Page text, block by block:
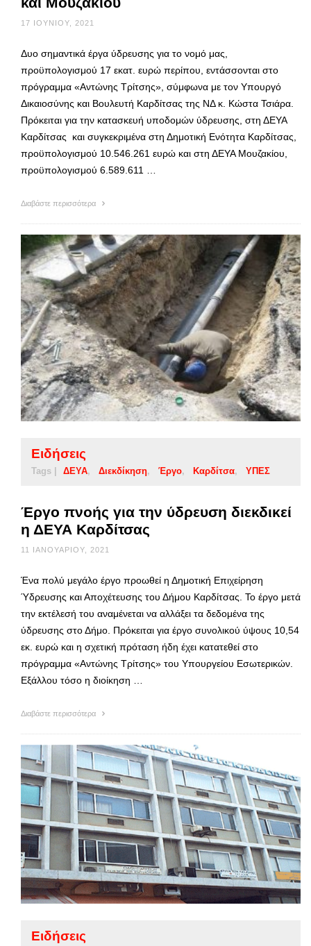
17 ΙΟΥΝΊΟΥ, 2021
Δυο σημαντικά έργα ύδρευσης για το νομό μας,
προϋπολογισμού 17 εκατ. ευρώ περίπου, εντάσσονται στο
πρόγραμμα «Αντώνης Τρίτσης», σύμφωνα με τον Υπουργό
Δικαιοσύνης και Βουλευτή Καρδίτσας της ΝΔ κ. Κώστα Τσιάρα.
Πρόκειται για την κατασκευή υποδομών ύδρευσης, στη ΔΕΥΑ
Καρδίτσας και συγκεκριμένα στη Δημοτική Ενότητα Καρδίτσας,
προϋπολογισμού 10.546.261 ευρώ και στη ΔΕΥΑ Μουζακίου,
προϋπολογισμού 6.589.611 …
Διαβάστε περισσότερα
Ειδήσεις
Tags | ΔΕΥΑ Διεκδίκηση Έργο Καρδίτσα ΥΠΕΣ
Έργο πνοής για την ύδρευση διεκδικεί
η ΔΕΥΑ Καρδίτσας
11 ΙΑΝΟΥΑΡΊΟΥ, 2021
Ένα πολύ μεγάλο έργο προωθεί η Δημοτική Επιχείρηση
Ύδρευσης και Αποχέτευσης του Δήμου Καρδίτσας. Το έργο μετά
την εκτέλεσή του αναμένεται να αλλάξει τα δεδομένα της
ύδρευσης στο Δήμο. Πρόκειται για έργο συνολικού ύψους 10,54
εκ. ευρώ και η σχετική πρόταση ήδη έχει κατατεθεί στο
πρόγραμμα «Αντώνης Τρίτσης» του Υπουργείου Εσωτερικών.
Εξάλλου τόσο η διοίκηση …
Διαβάστε περισσότερα
Ειδήσεις